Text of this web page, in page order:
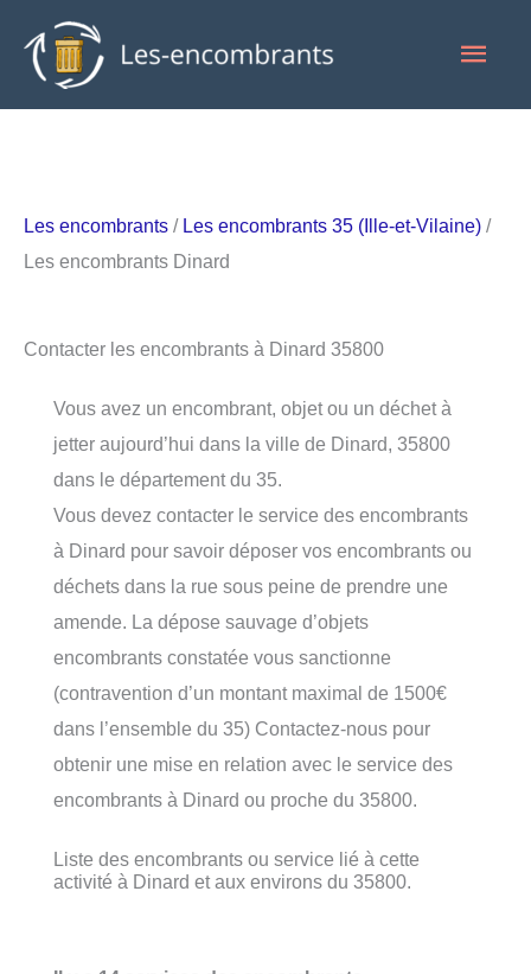
contenu
Les encombrants / Les encombrants 35 (Ille-et-Vilaine) /
Les encombrants Dinard
Contacter les encombrants à Dinard 35800
Vous avez un encombrant, objet ou un déchet à
jetter aujourd’hui dans la ville de Dinard, 35800
dans le département du 35.
Vous devez contacter le service des encombrants
à Dinard pour savoir déposer vos encombrants ou
déchets dans la rue sous peine de prendre une
amende. La dépose sauvage d’objets
encombrants constatée vous sanctionne
(contravention d’un montant maximal de 1500€
dans l’ensemble du 35) Contactez-nous pour
obtenir une mise en relation avec le service des
encombrants à Dinard ou proche du 35800.
Liste des encombrants ou service lié à cette
activité à Dinard et aux environs du 35800.